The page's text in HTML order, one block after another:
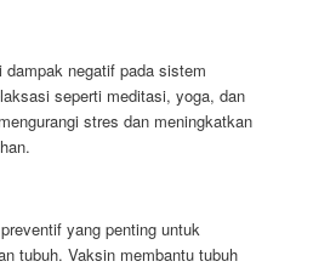
negatif pada sistem
seperti meditasi, yoga, dan
stres dan meningkatkan
yang penting untuk
tubuh. Vaksin membantu tubuh